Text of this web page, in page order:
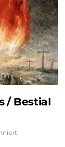
/ Bestial